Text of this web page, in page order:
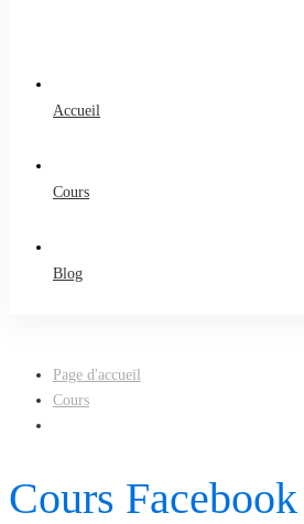
Accueil
Cours
Blog
Page d'accueil
Cours
Cours Facebook